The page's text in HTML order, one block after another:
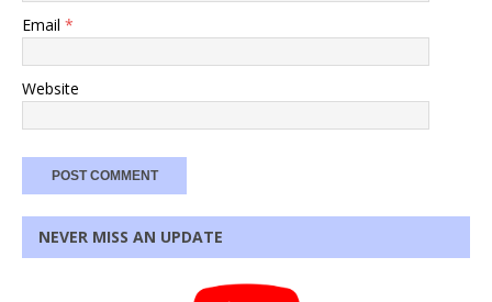
Email *
Website
NEVER MISS AN UPDATE